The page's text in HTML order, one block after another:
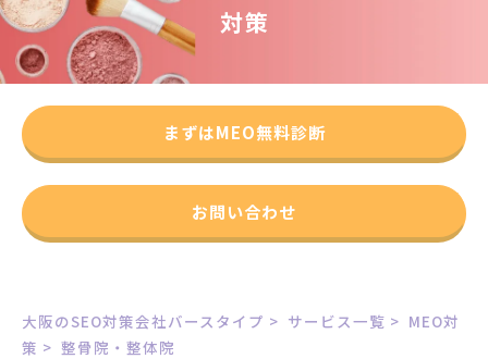
対策
まずはMEO無料診断
お問い合わせ
大阪のSEO対策会社バースタイプ > サービス一覧 > MEO対
策 > 整骨院・整体院